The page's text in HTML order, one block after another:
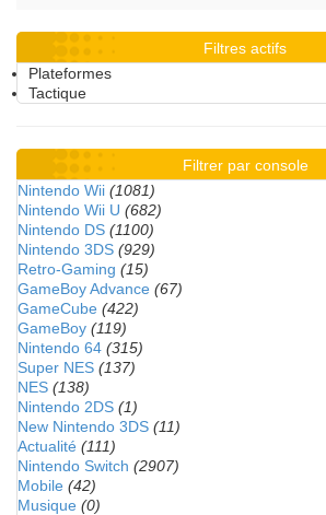
Filtres actifs
Plateformes
Tactique
Filtrer par console
Nintendo Wii (1081)
Nintendo Wii U (682)
Nintendo DS (1100)
Nintendo 3DS (929)
Retro-Gaming (15)
GameBoy Advance (67)
GameCube (422)
GameBoy (119)
Nintendo 64 (315)
Super NES (137)
NES (138)
Nintendo 2DS (1)
New Nintendo 3DS (11)
Actualité (111)
Nintendo Switch (2907)
Mobile (42)
Musique (0)